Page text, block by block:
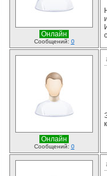
Онлайн
Сообщений: 0
Онлайн
Сообщений: 0